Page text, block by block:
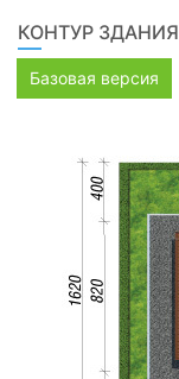
КОНТУР ЗДАНИЯ
Базовая версия